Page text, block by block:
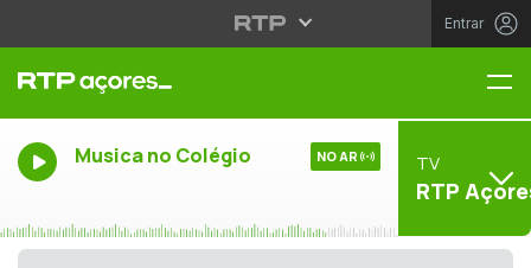
Entrar
Musica no Colégio NO AR TV
RTP